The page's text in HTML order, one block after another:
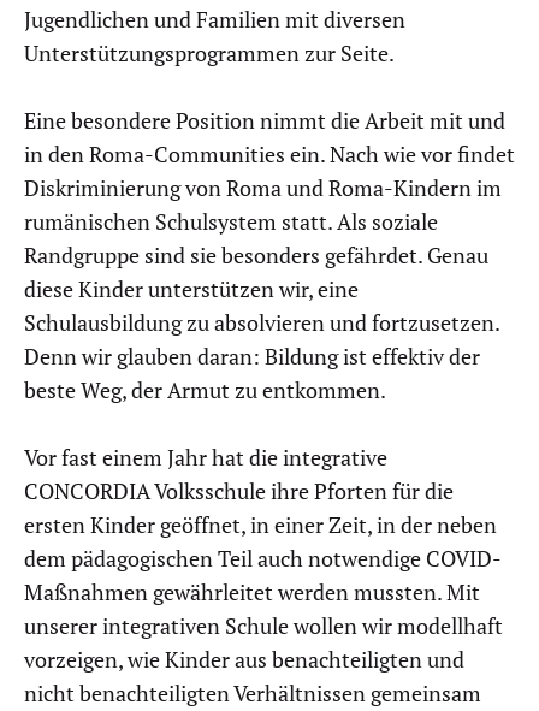
Jugendlichen und Familien mit diversen
Unterstützungsprogrammen zur Seite.
Eine besondere Position nimmt die Arbeit mit und
in den Roma-Communities ein. Nach wie vor findet
Diskriminierung von Roma und Roma-Kindern im
rumänischen Schulsystem statt. Als soziale
Randgruppe sind sie besonders gefährdet. Genau
diese Kinder unterstützen wir, eine
Schulausbildung zu absolvieren und fortzusetzen.
Denn wir glauben daran: Bildung ist effektiv der
beste Weg, der Armut zu entkommen.
Vor fast einem Jahr hat die integrative
CONCORDIA Volksschule ihre Pforten für die
ersten Kinder geöffnet, in einer Zeit, in der neben
dem pädagogischen Teil auch notwendige COVID-
Maßnahmen gewährleitet werden mussten. Mit
unserer integrativen Schule wollen wir modellhaft
vorzeigen, wie Kinder aus benachteiligten und
nicht benachteiligten Verhältnissen gemeinsam